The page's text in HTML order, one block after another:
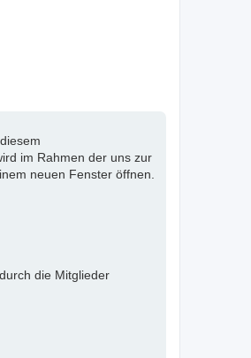
im Rahmen der uns zur
neuen Fenster öffnen.
die Mitglieder